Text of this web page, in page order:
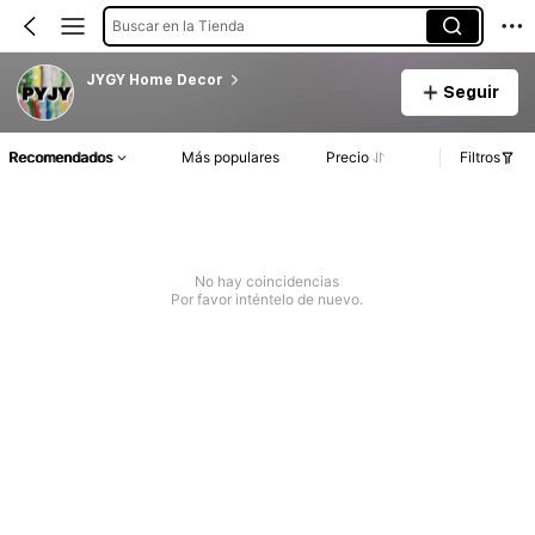
Buscar en la Tienda
JYGY Home Decor
Seguir
Recomendados Más populares Precio Filtros
No hay coincidencias
Por favor inténtelo de nuevo.